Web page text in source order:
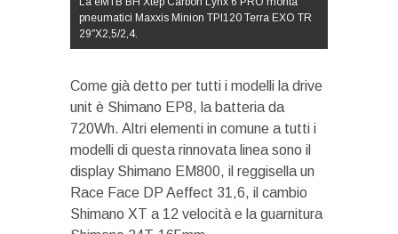
pneumatici Maxxis Minion TPI120 Terra EXO TR
29″X2,5/2,4.
Come già detto per tutti i modelli la drive
unit è Shimano EP8, la batteria da
720Wh. Altri elementi in comune a tutti i
modelli di questa rinnovata linea sono il
display Shimano EM800, il reggisella un
Race Face DP Aeffect 31,6, il cambio
Shimano XT a 12 velocità e la guarnitura